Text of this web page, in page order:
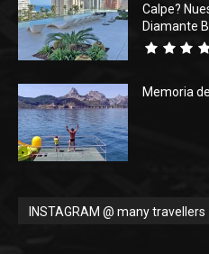
Calpe?
Diamante
Memoria
INSTAGRAM @ many travellers